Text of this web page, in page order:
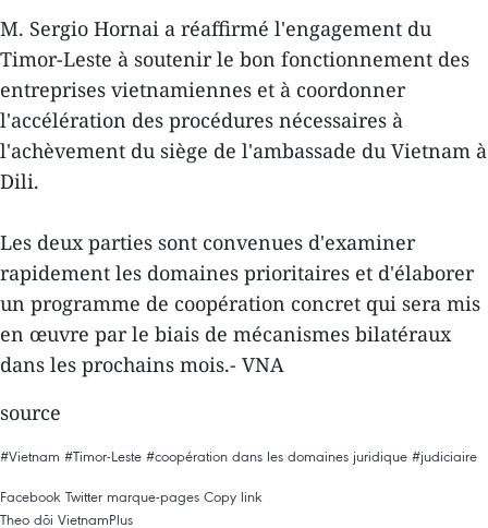
M. Sergio Hornai a réaffirmé l'engagement du
Timor-Leste à soutenir le bon fonctionnement des
entreprises vietnamiennes et à coordonner
l'accélération des procédures nécessaires à
l'achèvement du siège de l'ambassade du Vietnam à
Dili.
Les deux parties sont convenues d'examiner
rapidement les domaines prioritaires et d'élaborer
un programme de coopération concret qui sera mis
en œuvre par le biais de mécanismes bilatéraux
dans les prochains mois.- VNA
source
#Vietnam #Timor-Leste #coopération dans les domaines juridique #judiciaire
Facebook Twitter marque-pages Copy link
Theo dõi VietnamPlus